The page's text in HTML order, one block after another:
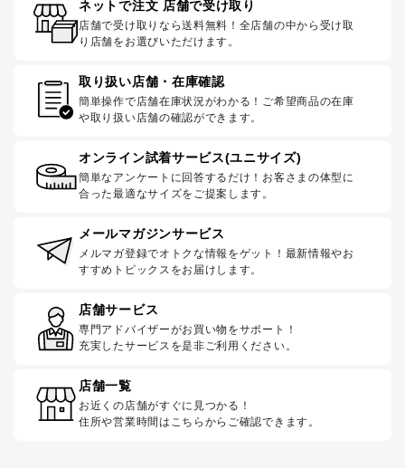
ネットで注文 店舗で受け取り
店舗で受け取りなら送料無料！全店舗の中から受け取
り店舗をお選びいただけます。
取り扱い店舗・在庫確認
簡単操作で店舗在庫状況がわかる！ご希望商品の在庫
や取り扱い店舗の確認ができます。
オンライン試着サービス(ユニサイズ)
簡単なアンケートに回答するだけ！お客さまの体型に
合った最適なサイズをご提案します。
メールマガジンサービス
メルマガ登録でオトクな情報をゲット！最新情報やお
すすめトピックスをお届けします。
店舗サービス
専門アドバイザーがお買い物をサポート！
充実したサービスを是非ご利用ください。
店舗一覧
お近くの店舗がすぐに見つかる！
住所や営業時間はこちらからご確認できます。